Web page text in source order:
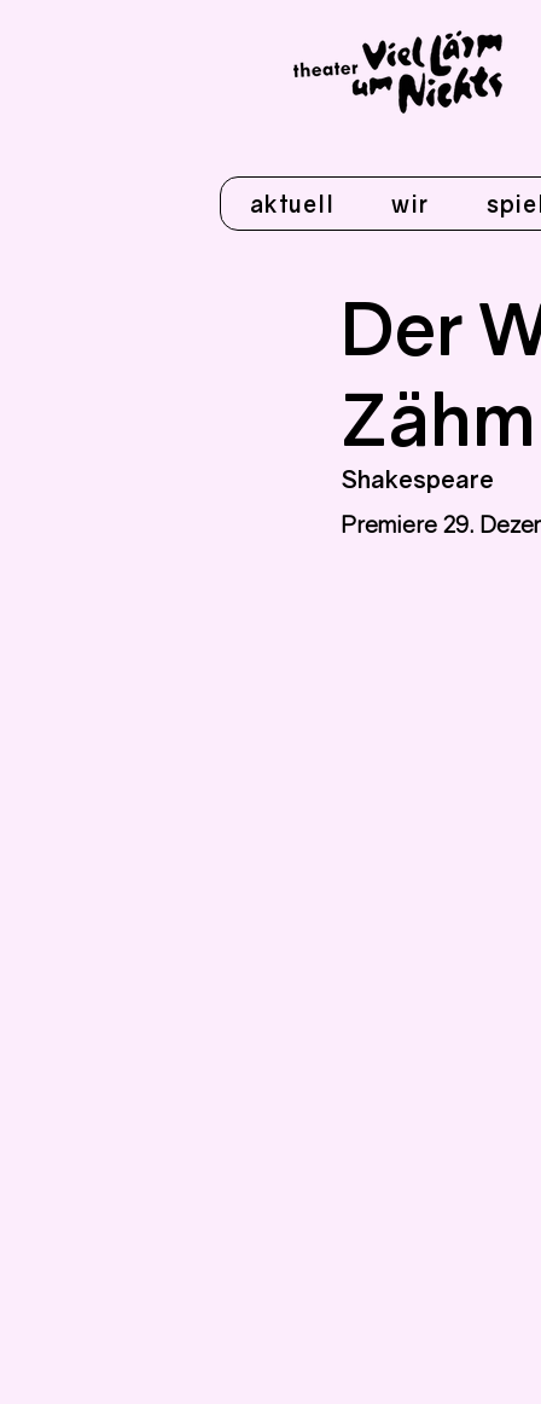
aktuell wir
Der
Shakespeare
Premiere 29.